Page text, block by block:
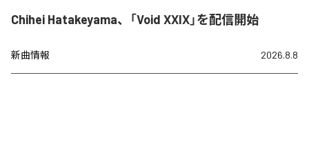
Chihei Hatakeyama、「Void XXIX」を配信開始
新曲情報 2026.8.8